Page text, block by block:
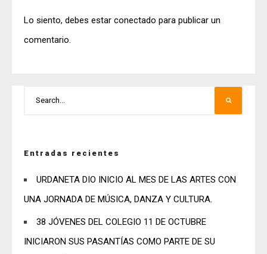
Lo siento, debes estar conectado para publicar un
comentario.
Entradas recientes
URDANETA DIO INICIO AL MES DE LAS ARTES CON
UNA JORNADA DE MÚSICA, DANZA Y CULTURA.
38 JÓVENES DEL COLEGIO 11 DE OCTUBRE
INICIARON SUS PASANTÍAS COMO PARTE DE SU